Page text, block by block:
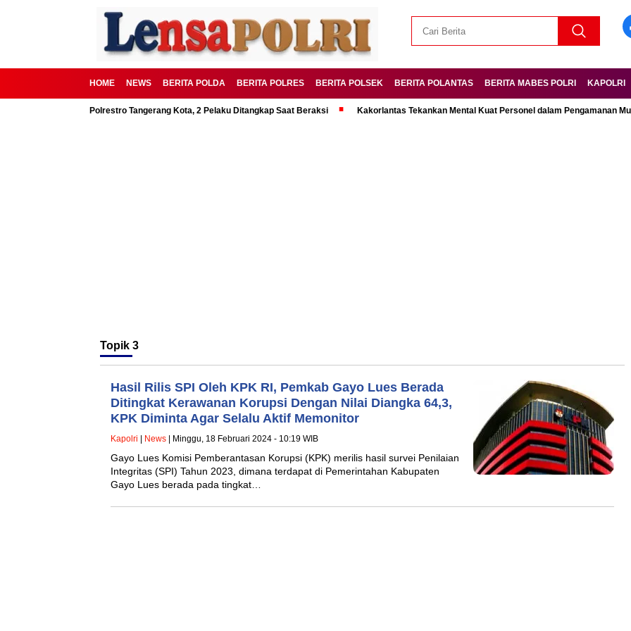
HOME NEWS BERITA POLDA BERITA POLRES BERITA POLSEK BERITA POLANTAS BERITA MABES POLRI KAPOLRI
Digagalkan Polrestro Tangerang Kota, 2 Pelaku Ditangkap Saat Beraksi Kakorlantas Tekankan Mental Kuat Personel dalam Pengamanan Mudik
Topik 3
Hasil Rilis SPI Oleh KPK RI, Pemkab Gayo Lues Berada
Ditingkat Kerawanan Korupsi Dengan Nilai Diangka 64,3,
KPK Diminta Agar Selalu Aktif Memonitor
Kapolri News | Minggu, 18 Februari 2024 - 10:19 WIB
Gayo Lues Komisi Pemberantasan Korupsi (KPK) merilis hasil survei Penilaian
Integritas (SPI) Tahun 2023, dimana terdapat di Pemerintahan Kabupaten
Gayo Lues berada pada tingkat…